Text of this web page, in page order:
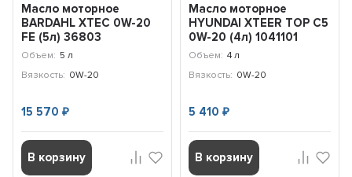
Масло моторное
BARDAHL XTEC 0W-20
FE (5л) 36803
Объем: 5 л
Вязкость: 0W-20
15 570₽
В корзину
Масло моторное
HYUNDAI XTEER TOP C5
0W-20 (4л) 1041101
Объем: 4 л
Вязкость: 0W-20
5 410 ₽
В корзину